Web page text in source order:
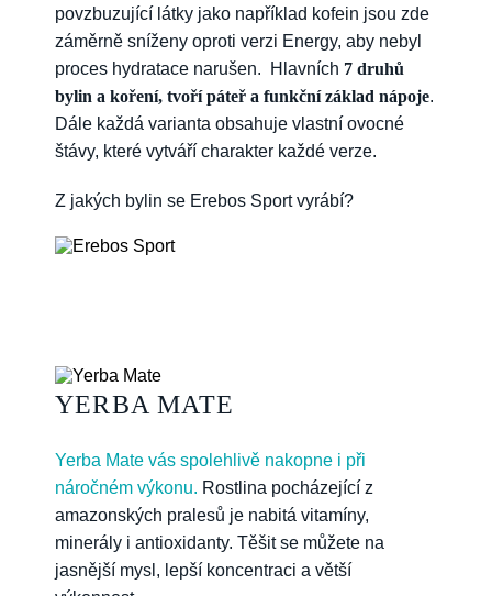
povzbuzující látky jako například kofein jsou zde
záměrně sníženy oproti verzi Energy, aby nebyl
proces hydratace narušen. Hlavních 7 druhů
bylin a koření, tvoří páteř a funkční základ nápoje.
Dále každá varianta obsahuje vlastní ovocné
štávy, které vytváří charakter každé verze.
Z jakých bylin se Erebos Sport vyrábí?
YERBA MATE
Yerba Mate vás spolehlivě nakopne i při
náročném výkonu. Rostlina pocházející z
amazonských pralesů je nabitá vitamíny,
minerály i antioxidanty. Těšit se můžete na
jasnější mysl, lepší koncentraci a větší